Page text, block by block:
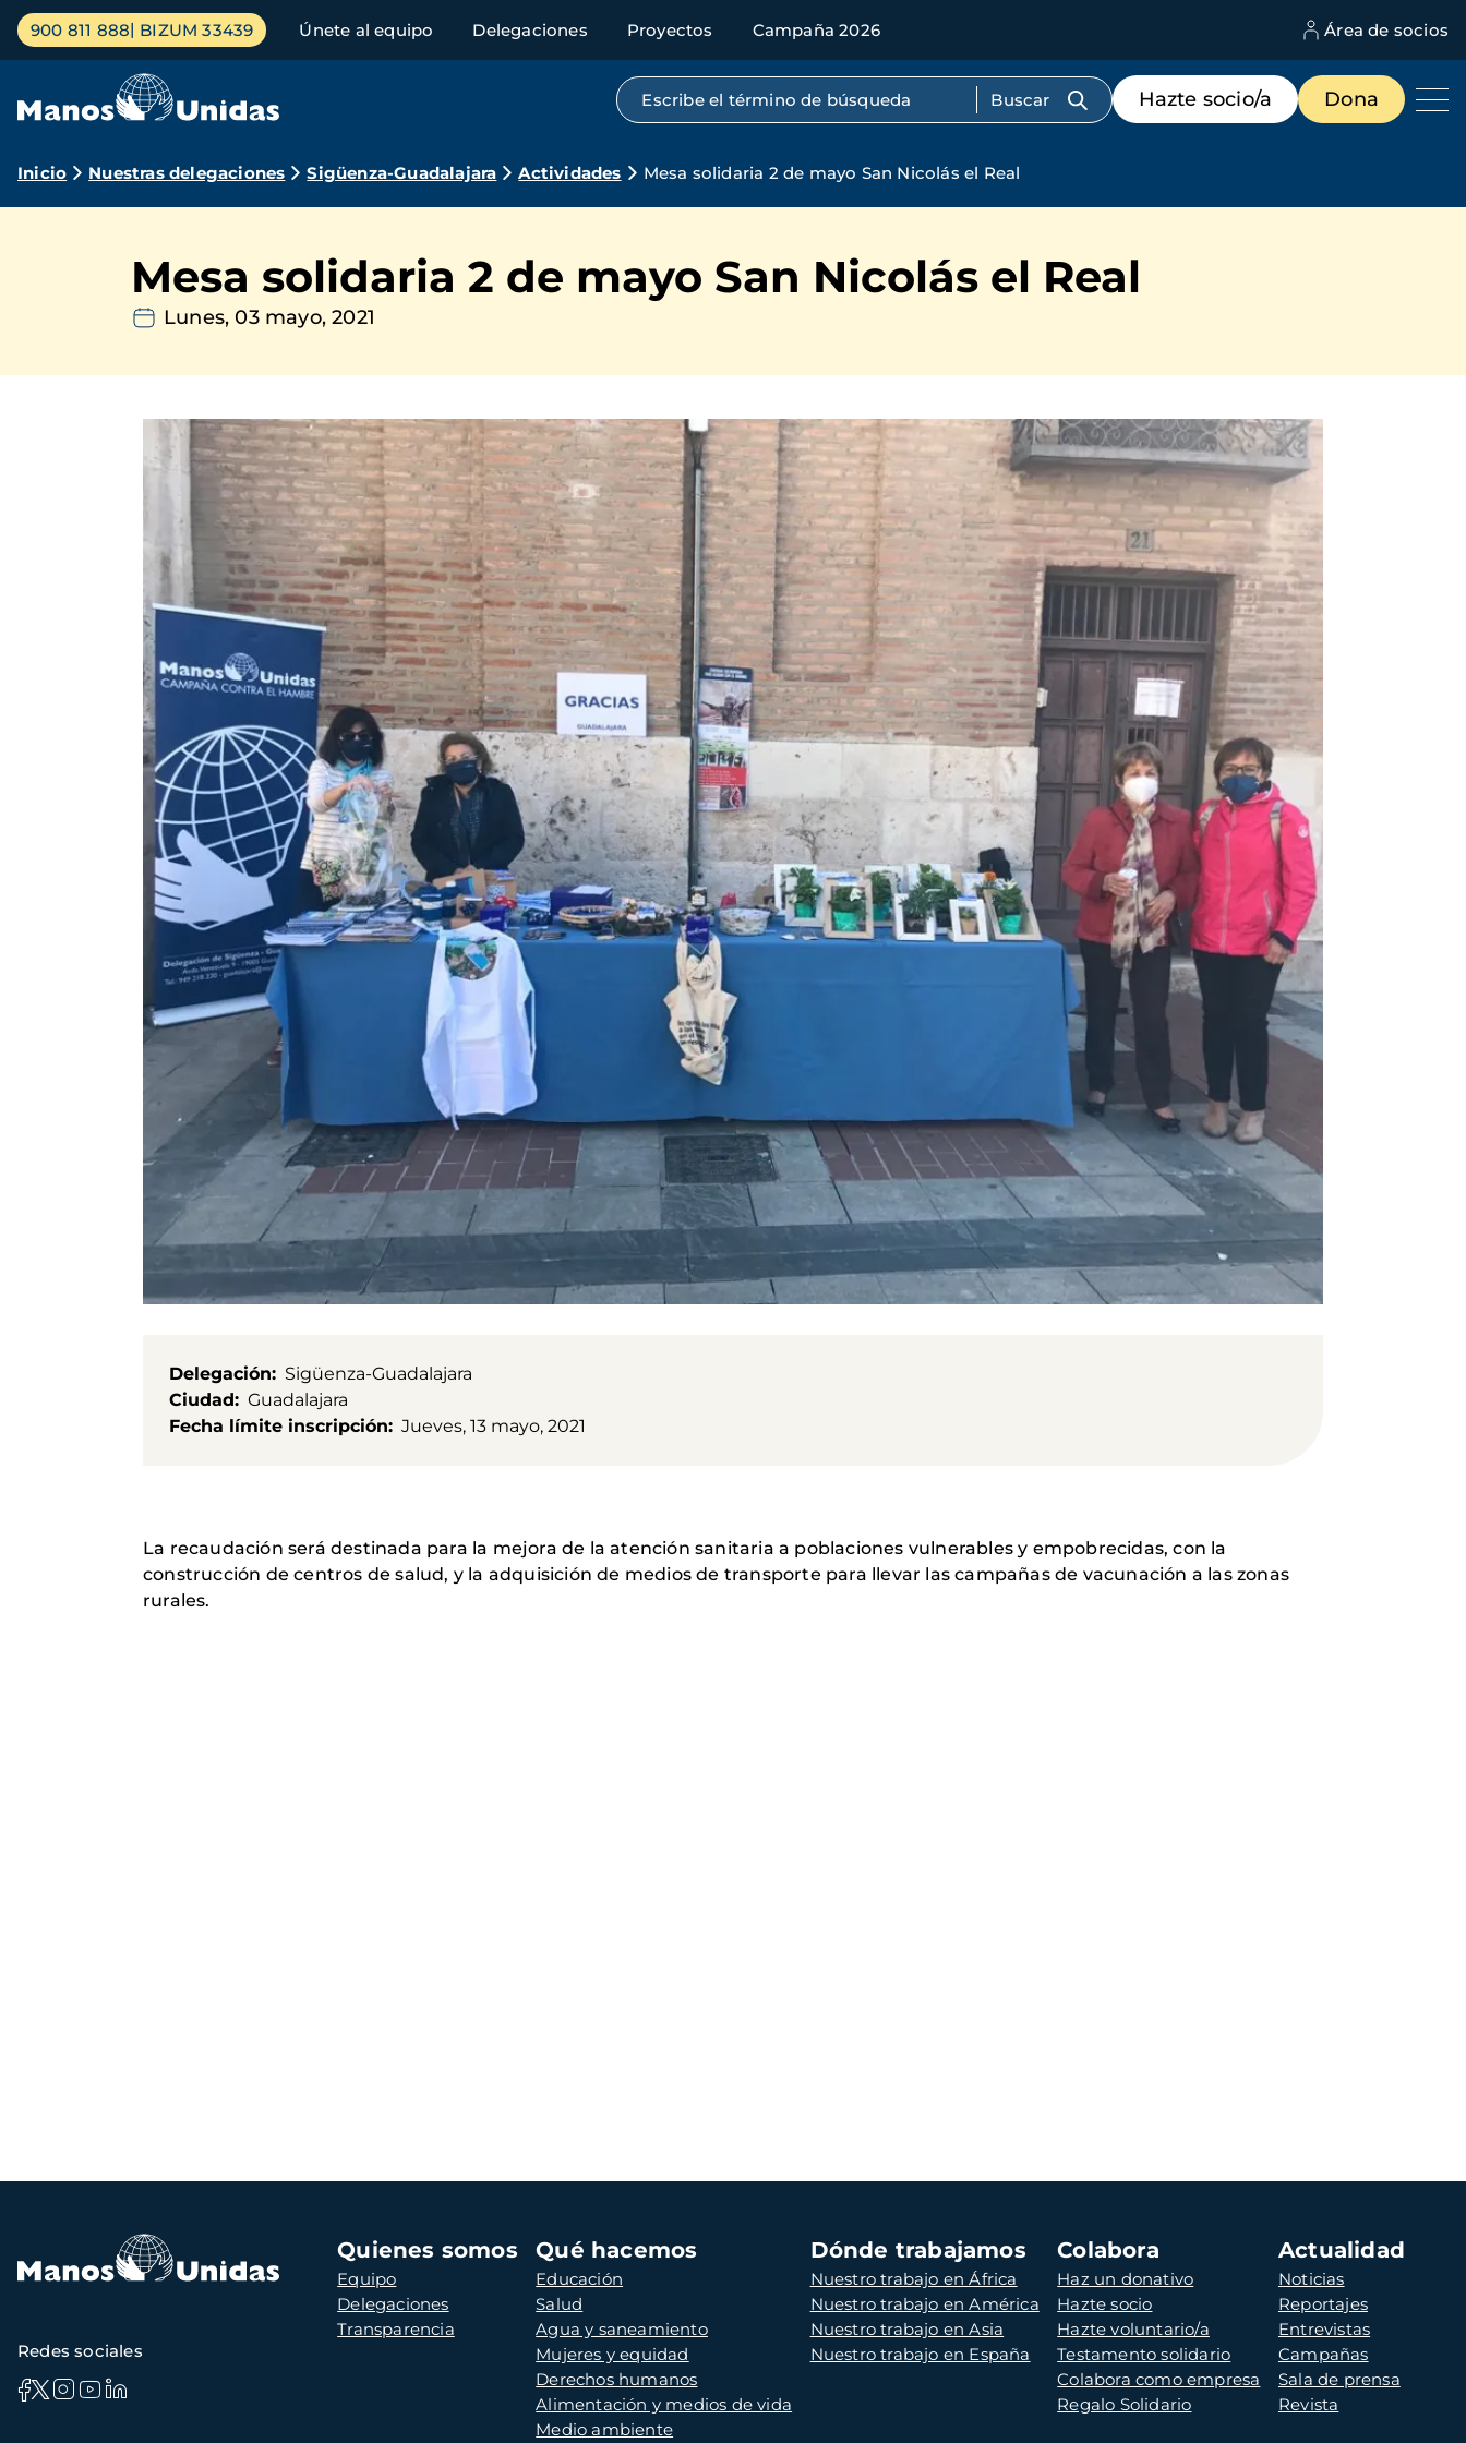
Pasar
contenido
Menú
principal
900 811 888 BIZUM 33439 Únete al equipo Delegaciones Proyectos Campaña 2026 Área de socios
Búsqueda por texto completo
Menú
de
destacados
Hazte socio/a Dona
Ruta
navegación
Inicio Nuestras delegaciones Sigüenza-Guadalajara Actividades Mesa solidaria 2 de mayo San Nicolás el Real
Mesa solidaria 2 de mayo San Nicolás el Real
Lunes, 03 mayo, 2021
Delegación
Sigüenza-Guadalajara
Ciudad
Guadalajara
Fecha límite inscripción
Jueves, 13 mayo, 2021
La recaudación será destinada para la mejora de la atención sanitaria a poblaciones vulnerables y empobrecidas, con la
construcción de centros de salud, y la adquisición de medios de transporte para llevar las campañas de vacunación a las zonas
rurales.
Navegación
principal
Quienes somos
Equipo
Delegaciones
Transparencia
Qué hacemos
Educación
Salud
Agua y saneamiento
Mujeres y equidad
Derechos humanos
Alimentación y medios de vida
Medio ambiente
Dónde trabajamos
Nuestro trabajo en África
Nuestro trabajo en América
Nuestro trabajo en Asia
Nuestro trabajo en España
Colabora
Haz un donativo
Hazte socio
Hazte voluntario/a
Testamento solidario
Colabora como empresa
Regalo Solidario
Actualidad
Noticias
Reportajes
Entrevistas
Campañas
Sala de prensa
Revista
Redes sociales